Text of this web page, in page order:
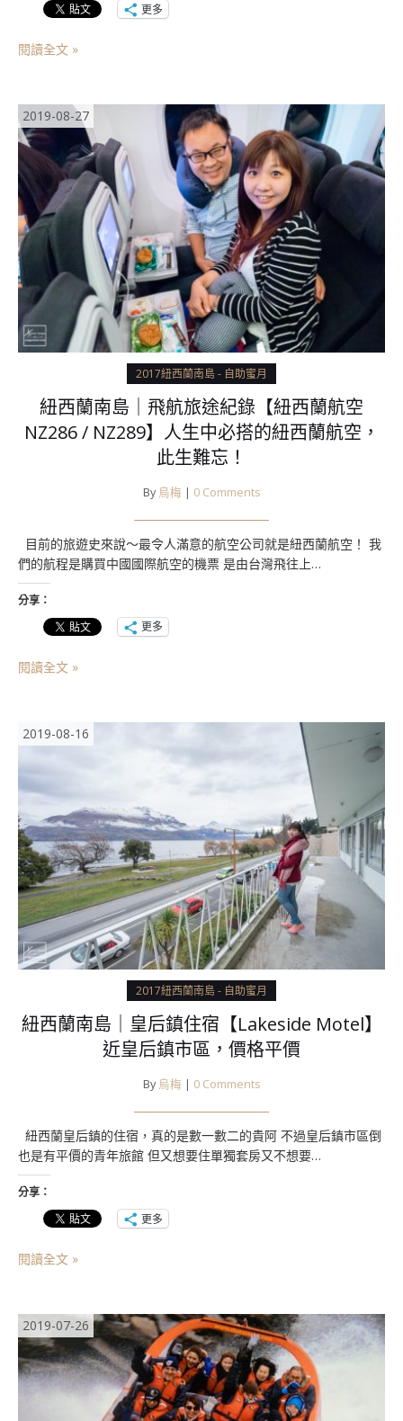
更多
閱讀全文 »
2019-08-27
2017紐西蘭南島 - 自助蜜月
紐西蘭南島｜飛航旅途紀錄【紐西蘭航空
NZ286 / NZ289】人生中必搭的紐西蘭航空，
此生難忘！
By 烏梅 | 0 Comments
目前的旅遊史來說～最令人滿意的航空公司就是紐西蘭航空！ 我
們的航程是購買中國國際航空的機票 是由台灣飛往上…
分享：
更多
閱讀全文 »
2019-08-16
2017紐西蘭南島 - 自助蜜月
紐西蘭南島｜皇后鎮住宿【Lakeside Motel】
近皇后鎮市區，價格平價
By 烏梅 | 0 Comments
紐西蘭皇后鎮的住宿，真的是數一數二的貴阿 不過皇后鎮市區倒
也是有平價的青年旅館 但又想要住單獨套房又不想要…
分享：
更多
閱讀全文 »
2019-07-26